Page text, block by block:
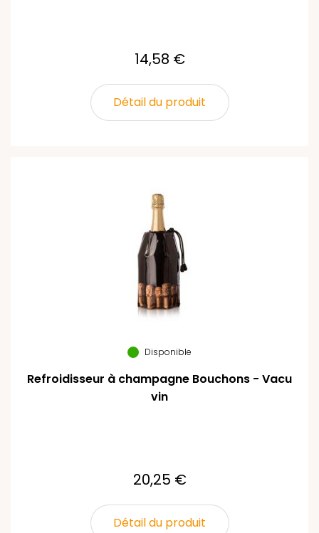
14,58 €
Détail du produit
Disponible
Refroidisseur à champagne Bouchons - Vacu
vin
20,25 €
Détail du produit